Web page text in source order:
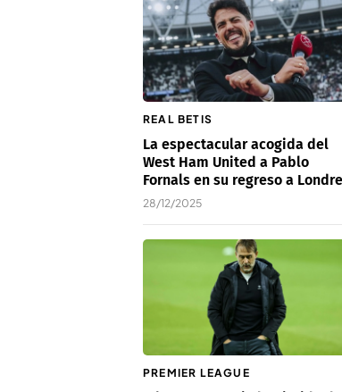
REAL BETIS
La espectacular acogida del
West Ham United a Pablo
Fornals en su regreso a
28/12/2025
PREMIER LEAGUE